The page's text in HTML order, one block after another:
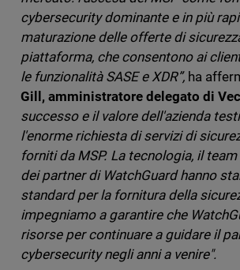
cybersecurity dominante e in più
maturazione delle offerte di
piattaforma, che consentono ai
le funzionalità SASE e XDR”,ha
Gill, amministratore delegato di
successo e il valore dell'azienda
l'enorme richiesta di servizi di
forniti da MSP. La tecnologia, il
dei partner di WatchGuard hanno
standard per la fornitura della
impegniamo a garantire che
risorse per continuare a guidare il
cybersecurity negli anni a venire".